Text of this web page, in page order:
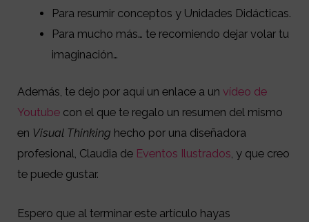
Para resumir conceptos y Unidades Didácticas.
Para mucho más… te recomiendo dejar volar tu
imaginación…
Además, te dejo por aquí un enlace a unvídeo de
Youtube con el que te regalo un resumen del mismo
en Visual Thinking hecho por una diseñadora
profesional, Claudia de Eventos Ilustrados, y que creo
te puede gustar.
Espero que al terminar este artículo hayas